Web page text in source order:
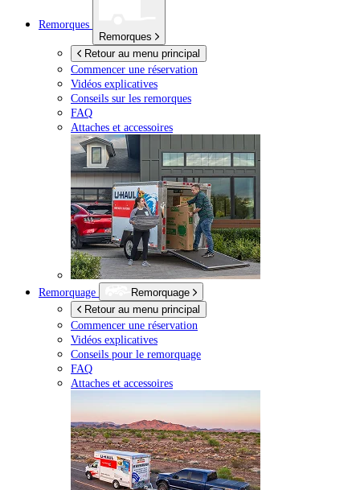
Remorques
Remorques
Retour au menu principal
Commencer une réservation
Vidéos explicatives
Conseils sur les remorques
FAQ
Attaches et accessoires
Remorquage
Remorquage
Retour au menu principal
Commencer une réservation
Vidéos explicatives
Conseils pour le remorquage
FAQ
Attaches et accessoires